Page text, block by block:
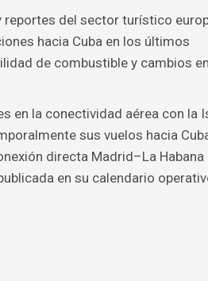
reportes del sector turístico
hacia Cuba en los últimos
de combustible y cambios
en la conectividad aérea con la
sus vuelos hacia
directa Madrid–La Habana
en su calendario